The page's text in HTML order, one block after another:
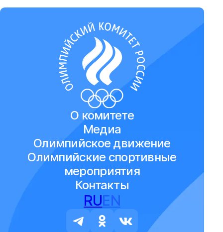
О комитете
Медиа
Олимпийское движение
Олимпийские спортивные
мероприятия
Контакты
RUEN